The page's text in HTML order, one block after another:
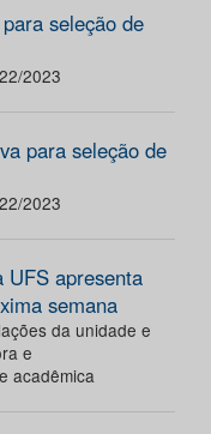
seleção de
2023
para seleção de
2023
UFS apresenta
semana
da unidade e
e
acadêmica